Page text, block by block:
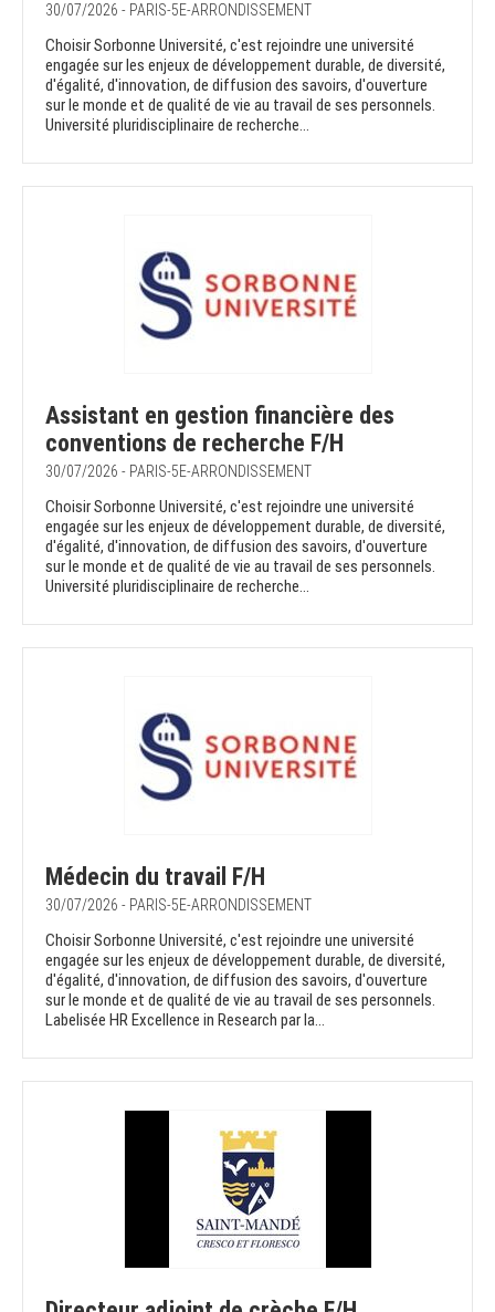
30/07/2026 - PARIS-5E-ARRONDISSEMENT
Choisir Sorbonne Université, c'est rejoindre une université
engagée sur les enjeux de développement durable, de diversité,
d'égalité, d'innovation, de diffusion des savoirs, d'ouverture
sur le monde et de qualité de vie au travail de ses personnels.
Université pluridisciplinaire de recherche...
Assistant en gestion financière des
conventions de recherche F/H
30/07/2026 - PARIS-5E-ARRONDISSEMENT
Choisir Sorbonne Université, c'est rejoindre une université
engagée sur les enjeux de développement durable, de diversité,
d'égalité, d'innovation, de diffusion des savoirs, d'ouverture
sur le monde et de qualité de vie au travail de ses personnels.
Université pluridisciplinaire de recherche...
Médecin du travail F/H
30/07/2026 - PARIS-5E-ARRONDISSEMENT
Choisir Sorbonne Université, c'est rejoindre une université
engagée sur les enjeux de développement durable, de diversité,
d'égalité, d'innovation, de diffusion des savoirs, d'ouverture
sur le monde et de qualité de vie au travail de ses personnels.
Labelisée HR Excellence in Research par la...